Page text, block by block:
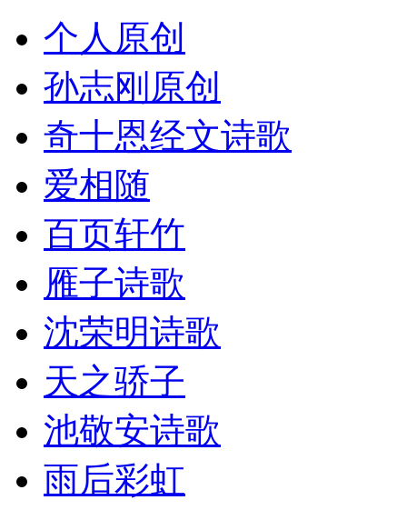
个人原创
孙志刚原创
奇十恩经文诗歌
爱相随
百页轩竹
雁子诗歌
沈荣明诗歌
天之骄子
池敬安诗歌
雨后彩虹